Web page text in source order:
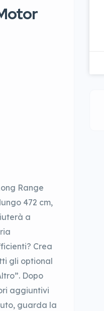
Range
472 cm,
a
Crea
gli optional
Dopo
aggiuntivi
guarda la